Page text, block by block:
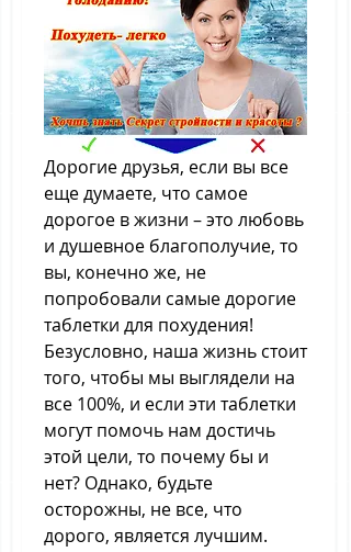
Дорогие друзья, если вы все
еще думаете, что самое
дорогое в жизни – это любовь
и душевное благополучие, то
вы, конечно же, не
попробовали самые дорогие
таблетки для похудения!
Безусловно, наша жизнь стоит
того, чтобы мы выглядели на
все 100%, и если эти таблетки
могут помочь нам достичь
этой цели, то почему бы и
нет? Однако, будьте
осторожны, не все, что
дорого, является лучшим.